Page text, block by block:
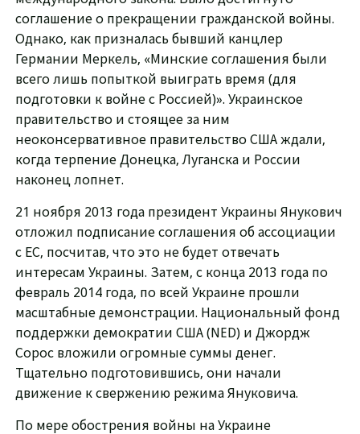
соглашение о прекращении гражданской войны.
Однако, как призналась бывший канцлер
Германии Меркель, «Минские соглашения были
всего лишь попыткой выиграть время (для
подготовки к войне с Россией)». Украинское
правительство и стоящее за ним
неоконсервативное правительство США ждали,
когда терпение Донецка, Луганска и России
наконец лопнет.
21 ноября 2013 года президент Украины Янукович
отложил подписание соглашения об ассоциации
с ЕС, посчитав, что это не будет отвечать
интересам Украины. Затем, с конца 2013 года по
февраль 2014 года, по всей Украине прошли
масштабные демонстрации. Национальный фонд
поддержки демократии США (NED) и Джордж
Сорос вложили огромные суммы денег.
Тщательно подготовившись, они начали
движение к свержению режима Януковича.
По мере обострения войны на Украине